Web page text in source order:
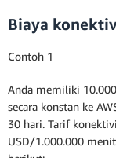
Biaya
Contoh 1
Anda memiliki
secara konstan ke
30 hari. Tarif
USD/1.000.000